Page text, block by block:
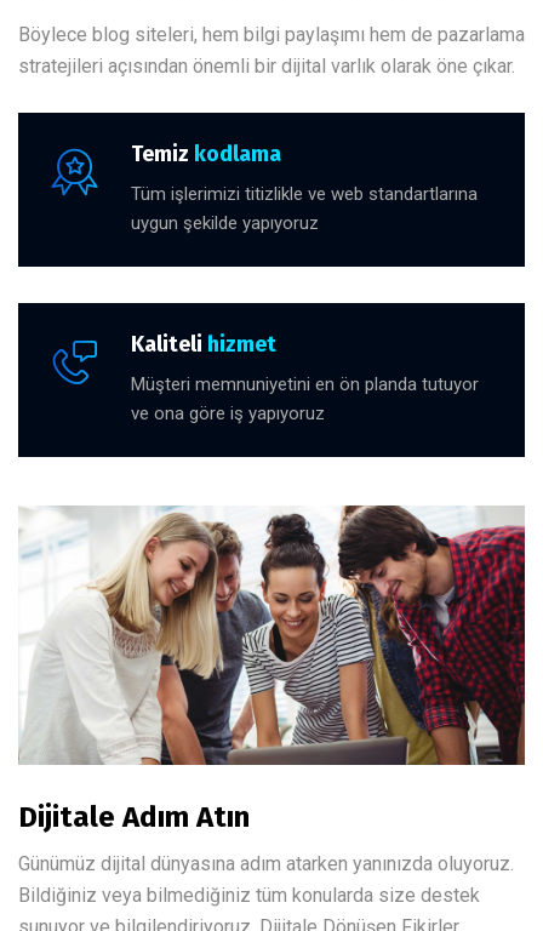
Böylece blog siteleri, hem bilgi paylaşımı hem de pazarlama
stratejileri açısından önemli bir dijital varlık olarak öne çıkar.
Temiz kodlama
Tüm işlerimizi titizlikle ve web standartlarına
uygun şekilde yapıyoruz
Kaliteli hizmet
Müşteri memnuniyetini en ön planda tutuyor
ve ona göre iş yapıyoruz
Dijitale Adım Atın
Günümüz dijital dünyasına adım atarken yanınızda oluyoruz.
Bildiğiniz veya bilmediğiniz tüm konularda size destek